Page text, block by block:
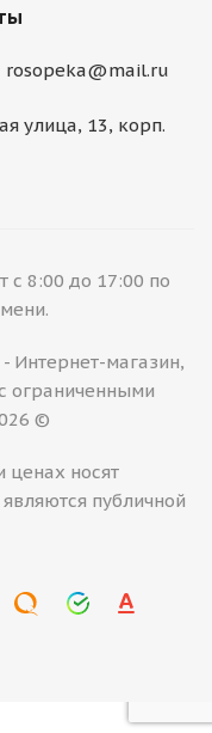
rosopeka@mail.ru
улица, 13, корп.
8:00 до 17:00 по
- Интернет-магазин,
ограниченными
©
ценах носят
публичной